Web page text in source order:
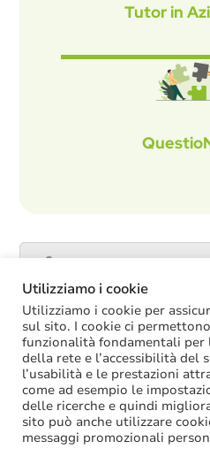
Tutor in
ULTIME NOTIZIE
ACCRUAL:
trasferimenti
riscossi prima
Oggi in Cdm il
le novità di
Utilizziamo i cookie
Utilizziamo i cookie per
sul sito. I cookie ci
funzionalità fondamentali per
della rete e l’accessibilità del
l’usabilità e le prestazioni
come ad esempio le
delle ricerche e quindi
sito può anche utilizzare
messaggi promozionali